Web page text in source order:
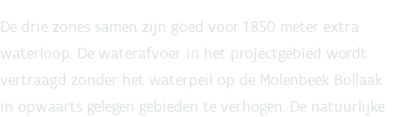
De drie zones samen zijn goed voor 1.850 meter extra
waterloop. De waterafvoer in het projectgebied wordt
vertraagd zonder het waterpeil op de Molenbeek Bollaak
in opwaarts gelegen gebieden te verhogen. De natuurlijke